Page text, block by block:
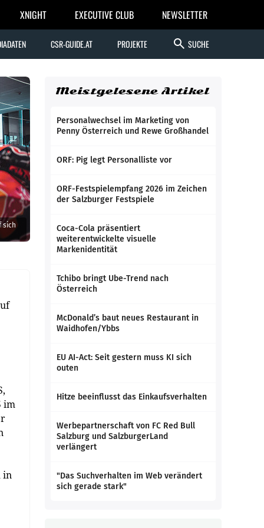
XNIGHT EXECUTIVE CLUB NEWSLETTER
CSR-GUIDE.AT PROJEKTE search SUCHE
sich
im
in
Meistgelesene Artikel
Personalwechsel im Marketing von
Penny Österreich und Rewe Großhandel
ORF: Pig legt Personalliste vor
ORF-Festspielempfang 2026 im Zeichen
der Salzburger Festspiele
Coca-Cola präsentiert
weiterentwickelte visuelle
Markenidentität
Tchibo bringt Ube-Trend nach
Österreich
McDonald’s baut neues Restaurant in
Waidhofen/Ybbs
EU AI-Act: Seit gestern muss KI sich
outen
Hitze beeinflusst das Einkaufsverhalten
Werbepartnerschaft von FC Red Bull
Salzburg und SalzburgerLand
verlängert
"Das Suchverhalten im Web verändert
sich gerade stark"